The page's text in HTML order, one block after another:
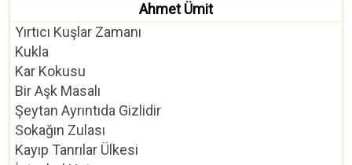
Ahmet Ümit
Yırtıcı Kuşlar Zamanı
Kukla
Kar Kokusu
Bir Aşk Masalı
Şeytan Ayrıntıda Gizlidir
Sokağın Zulası
Kayıp Tanrılar Ülkesi